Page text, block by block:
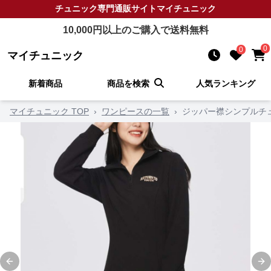
チュニック専門通販サイトマイチュニック
10,000円以上のご購入で送料無料
マイチュニック 0 0
新着商品 商品を検索 人気ランキング
マイチュニック TOP › ワンピースの一覧 › ジッパー襟シンプルチ
Previous slide